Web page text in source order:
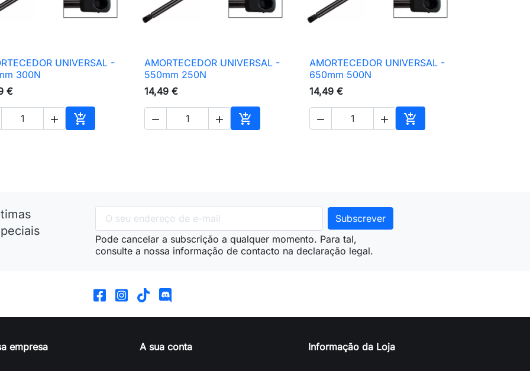
 Vista rápidaUNIVERSAL -
300N
€
 
Adicionar ao carrinho
 Vista rápida
AMORTECEDOR UNIVERSAL -
550mm 250N
14,49 €
  
Adicionar ao carrinho
 Vista rápida
AMORTECEDOR UNIVERSAL -
650mm 500N
14,49 €
  
Adicionar ao carrinho
Pode cancelar a subscrição a qualquer momento. Para tal,
consulte a nossa informação de contacto na declaração legal.
empresa A sua conta Informação da Loja